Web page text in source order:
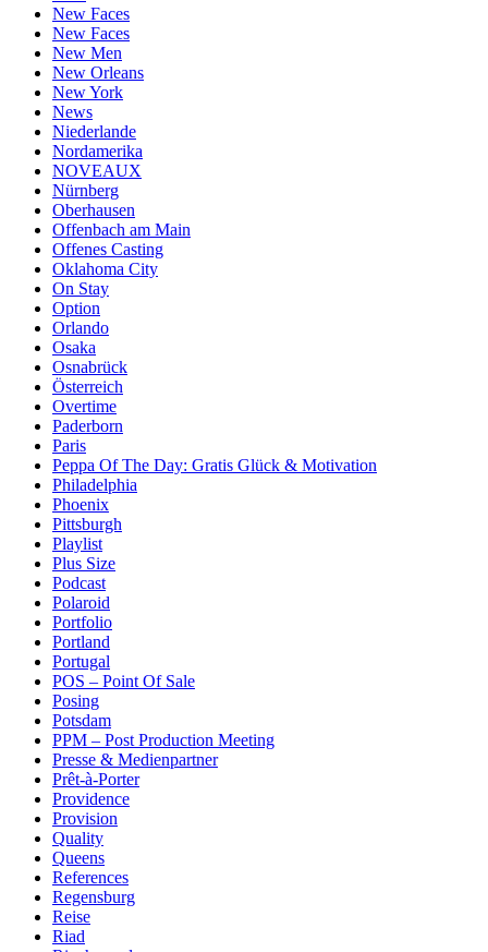
New Faces
New Faces
New Men
New Orleans
New York
News
Niederlande
Nordamerika
NOVEAUX
Nürnberg
Oberhausen
Offenbach am Main
Offenes Casting
Oklahoma City
On Stay
Option
Orlando
Osaka
Osnabrück
Österreich
Overtime
Paderborn
Paris
Peppa Of The Day: Gratis Glück & Motivation
Philadelphia
Phoenix
Pittsburgh
Playlist
Plus Size
Podcast
Polaroid
Portfolio
Portland
Portugal
POS – Point Of Sale
Posing
Potsdam
PPM – Post Production Meeting
Presse & Medienpartner
Prêt-à-Porter
Providence
Provision
Quality
Queens
References
Regensburg
Reise
Riad